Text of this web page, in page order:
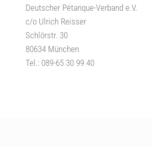
Deutscher Pétanque-Verband e.V.
c/o Ulrich Reisser
Schlörstr. 30
80634 München
Tel.: 089-65 30 99 40